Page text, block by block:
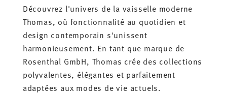
Découvrez l'univers de la vaisselle moderne
Thomas, où fonctionnalité au quotidien et
design contemporain s'unissent
harmonieusement. En tant que marque de
Rosenthal GmbH, Thomas crée des collections
polyvalentes, élégantes et parfaitement
adaptées aux modes de vie actuels.